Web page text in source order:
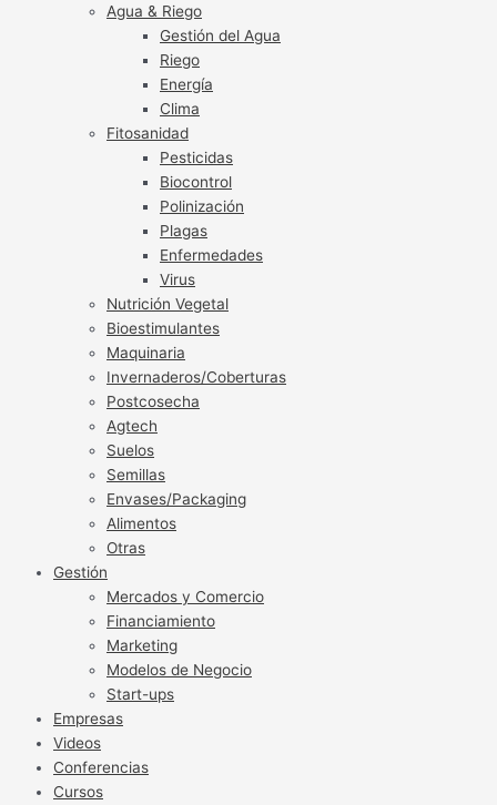
Agua & Riego
Gestión del Agua
Riego
Energía
Clima
Fitosanidad
Pesticidas
Biocontrol
Polinización
Plagas
Enfermedades
Virus
Nutrición Vegetal
Bioestimulantes
Maquinaria
Invernaderos/Coberturas
Postcosecha
Agtech
Suelos
Semillas
Envases/Packaging
Alimentos
Otras
Gestión
Mercados y Comercio
Financiamiento
Marketing
Modelos de Negocio
Start-ups
Empresas
Videos
Conferencias
Cursos